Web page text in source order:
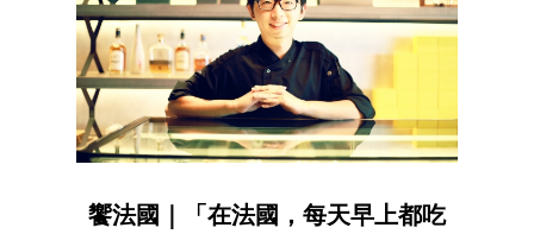
饗法國｜「在法國，每天早上都吃